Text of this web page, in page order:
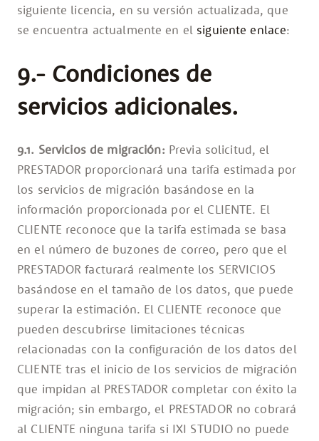
siguiente licencia, en su versión actualizada, que
se encuentra actualmente en el siguiente enlace:
9.- Condiciones de
servicios adicionales.
9.1. Servicios de migración: Previa solicitud, el
PRESTADOR proporcionará una tarifa estimada por
los servicios de migración basándose en la
información proporcionada por el CLIENTE. El
CLIENTE reconoce que la tarifa estimada se basa
en el número de buzones de correo, pero que el
PRESTADOR facturará realmente los SERVICIOS
basándose en el tamaño de los datos, que puede
superar la estimación. El CLIENTE reconoce que
pueden descubrirse limitaciones técnicas
relacionadas con la configuración de los datos del
CLIENTE tras el inicio de los servicios de migración
que impidan al PRESTADOR completar con éxito la
migración; sin embargo, el PRESTADOR no cobrará
al CLIENTE ninguna tarifa si IXI STUDIO no puede